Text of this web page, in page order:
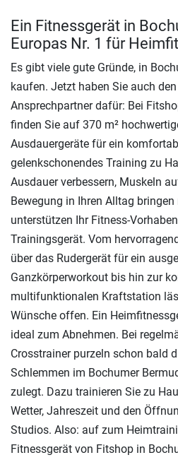
Ein Fitnessgerät in
Europas Nr. 1 für
Es gibt viele gute Gründe, in
kaufen. Jetzt haben Sie auch
Ansprechpartner dafür: Bei
finden Sie auf 370 m²
Ausdauergeräte für ein
gelenkschonendes Training zu
Ausdauer verbessern, Muskeln
Bewegung in Ihren Alltag
unterstützen Ihr Fitness-
Trainingsgerät. Vom
über das Rudergerät für ein
Ganzkörperworkout bis hin zur
multifunktionalen Kraftstation
Wünsche offen. Ein
ideal zum Abnehmen. Bei
Crosstrainer purzeln schon bald
Schlemmen im Bochumer
zulegt. Dazu trainieren Sie zu
Wetter, Jahreszeit und den
Studios. Also: auf zum
Fitnessgerät von Fitshop in